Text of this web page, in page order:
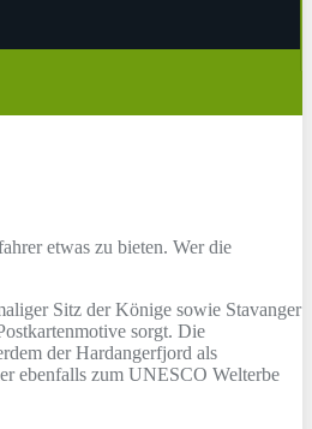
etwas zu bieten. Wer die
Sitz der Könige sowie Stavanger
sorgt. Die
der Hardangerfjord als
ebenfalls zum UNESCO Welterbe